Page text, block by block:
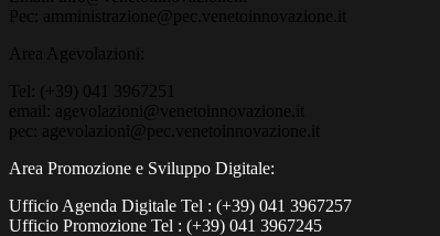
Pec: amministrazione@pec.venetoinnovazione.it
Area Agevolazioni:
Tel: (+39) 041 3967251
email: agevolazioni@venetoinnovazione.it
pec: agevolazioni@pec.venetoinnovazione.it
Area Promozione e Sviluppo Digitale:
Ufficio Agenda Digitale Tel : (+39) 041 3967257
Ufficio Promozione Tel : (+39) 041 3967245